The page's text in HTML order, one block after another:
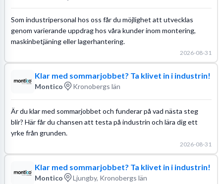
Som industripersonal hos oss får du möjlighet att utvecklas
genom varierande uppdrag hos våra kunder inom montering,
maskinbetjäning eller lagerhantering.
2026-08-31
Klar med sommarjobbet? Ta klivet in i industrin!
Montico Kronobergs län
Är du klar med sommarjobbet och funderar på vad nästa steg
blir? Här får du chansen att testa på industrin och lära dig ett
yrke från grunden.
2026-08-31
Klar med sommarjobbet? Ta klivet in i industrin!
Montico Ljungby, Kronobergs län